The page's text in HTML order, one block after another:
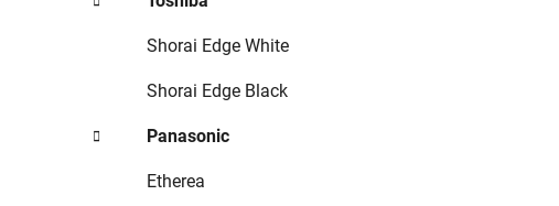
Shorai Edge White
Shorai Edge Black
Panasonic
Etherea